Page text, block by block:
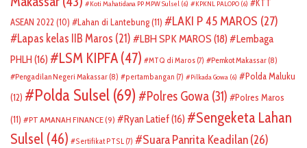
Koti Mahatidana PP MPW Sulsel (6) KPKNL PALOPO (6)
KTT
ASEAN 2022 (10) Lahan di Lantebung(11) LAKI P 45 MAROS (27)
Lapas kelas IIB Maros (21) LBH SPK MAROS (18)
Lembaga
PHLH (16) LSM KIPFA (47) MTQ di Maros (7) Pemkot Makassar (8)
Pengadilan Negeri Makassar (8) pertambangan (7) Pilkada Gowa (6)
Polda Maluku
(12)
Polda Sulsel (69) Polres Gowa (31)
Polres Maros
(11)
PT AMANAH FINANCE(9) Ryan Latief(16)
Sengeketa Lahan
Sulsel (46) Sertifikat PTSL (7) Suara Panrita Keadilan(26)